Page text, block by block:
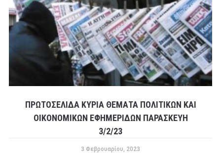
ΠΡΩΤΟΣΕΛΙΔΑ ΚΥΡΙΑ ΘΕΜΑΤΑ ΠΟΛΙΤΙΚΩΝ ΚΑΙ
ΟΙΚΟΝΟΜΙΚΩΝ ΕΦΗΜΕΡΙΔΩΝ ΠΑΡΑΣΚΕΥΗ
3/2/23
3 Φεβρουαρίου, 2023